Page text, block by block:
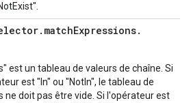
. matchExpressions.
est un tableau de valeurs de chaîne. Si
est "In" ou "NotIn", le tableau de
ne doit pas être vide. Si l'opérateur est